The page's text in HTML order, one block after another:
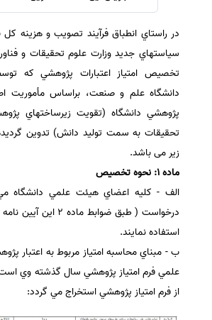
سفارش معرفی کتاب
سفارش چکیده مبسوط
سفارش ترجمه مولتی‌مدیا
سفارش گویندگی
سفارش تولید محتوا
سفارش ترجمه همزمان
سفارش چکیده گرافیکی
سفارش تهیه کاورلتر
سفارش انگیزه‌نامه‌SOP
در راستاي انطباق فرآيند تصويب و هزينه کل
سياستهاي جديد وزارت علوم تحقيقات و
تخصيص امتياز اعتبارات پژوهشي كه
دانشگاه علم و صنعت، براساس مأموريت
پژوهشي دانشگاه (تقويت زيرساختهاي
تحقيقات به سمت توليد دانش) تدوين
زیر می باشد.
ماده 1: نحوه تخصيص
الف - كليه اعضاي هيئت علمي دانشگاه
درخواست ( طبق ضوابط
استفاده نمايند.
ب - مبناي محاسبه امتياز مربوط به اعتبار
علمي فرم امتياز پژوهشي سال گذشته وي
از فرم امتياز پژوهشي استخراج مي گردد: